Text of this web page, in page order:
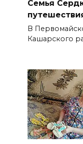
Семья
В
Кашарского